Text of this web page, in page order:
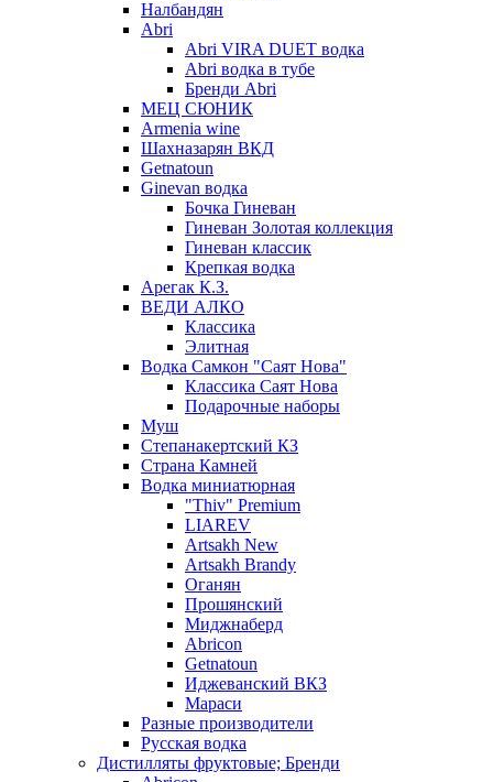
Налбандян
Abri
Abri VIRA DUET водка
Abri водка в тубе
Бренди Abri
МЕЦ СЮНИК
Armenia wine
Шахназарян ВКД
Getnatoun
Ginevan водка
Бочка Гиневан
Гиневан Золотая коллекция
Гиневан классик
Крепкая водка
Арегак К.З.
ВЕДИ АЛКО
Классика
Элитная
Водка Самкон "Саят Нова"
Классика Саят Нова
Подарочные наборы
Муш
Степанакертский КЗ
Страна Камней
Водка миниатюрная
"Thiv" Premium
LIAREV
Artsakh New
Artsakh Brandy
Оганян
Прошянский
Миджнаберд
Abricon
Getnatoun
Иджеванский ВКЗ
Мараси
Разные производители
Русская водка
Дистилляты фруктовые; Бренди